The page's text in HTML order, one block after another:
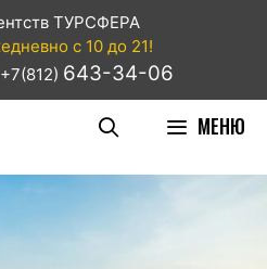
ТУРСФЕРА
с 10 до 21!
643-34-06
МЕНЮ